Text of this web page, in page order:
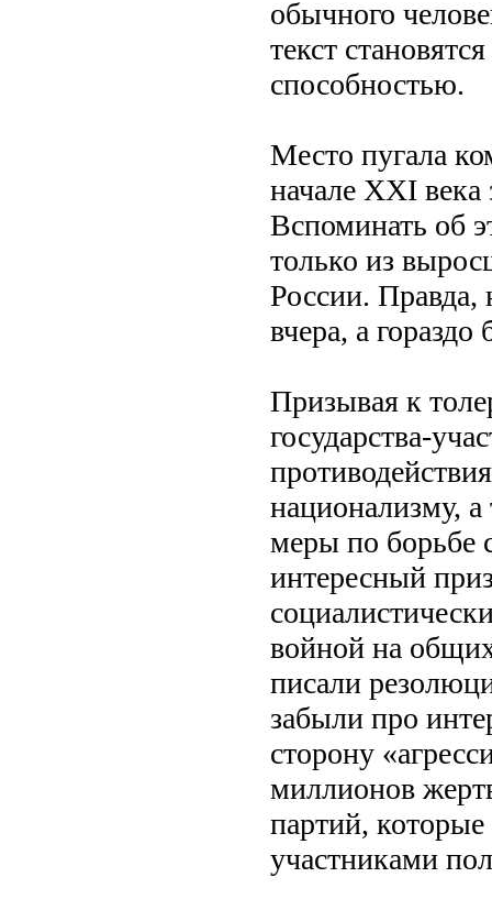
обычного
текст
способностью.
Место пугала
начале XXI века
Вспоминать об
только из
России. Правда,
вчера, а гораздо
Призывая к
государства-
национализму,
меры по борьбе
интересный
войной на
писали
забыли про
сторону
миллионов
партий,
участниками